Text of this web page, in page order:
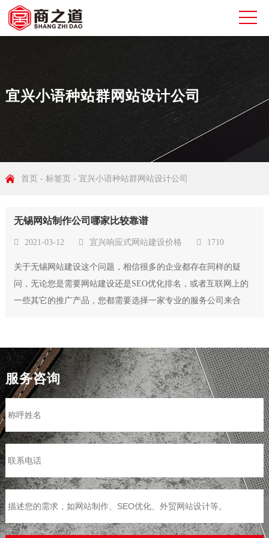
宜兴小语种站群网站设计公司
首页 - 标签页 - 宜兴小语种站群网站设计公司
无锡网站制作公司哪家比较靠谱
2021-03-12 宜兴响应式网站建设价格 1710
关于无锡网站建设这个问题，相信很多的企业都存在同样的疑
问，无论您是需要网站建设还是SEO优化排名，或者互联网上的
一些其它的推广产品，您都需要选择一家专业的服务公司来合
牌的无锡网站制作公司哪家比较靠谱公司，自主...
服务咨询